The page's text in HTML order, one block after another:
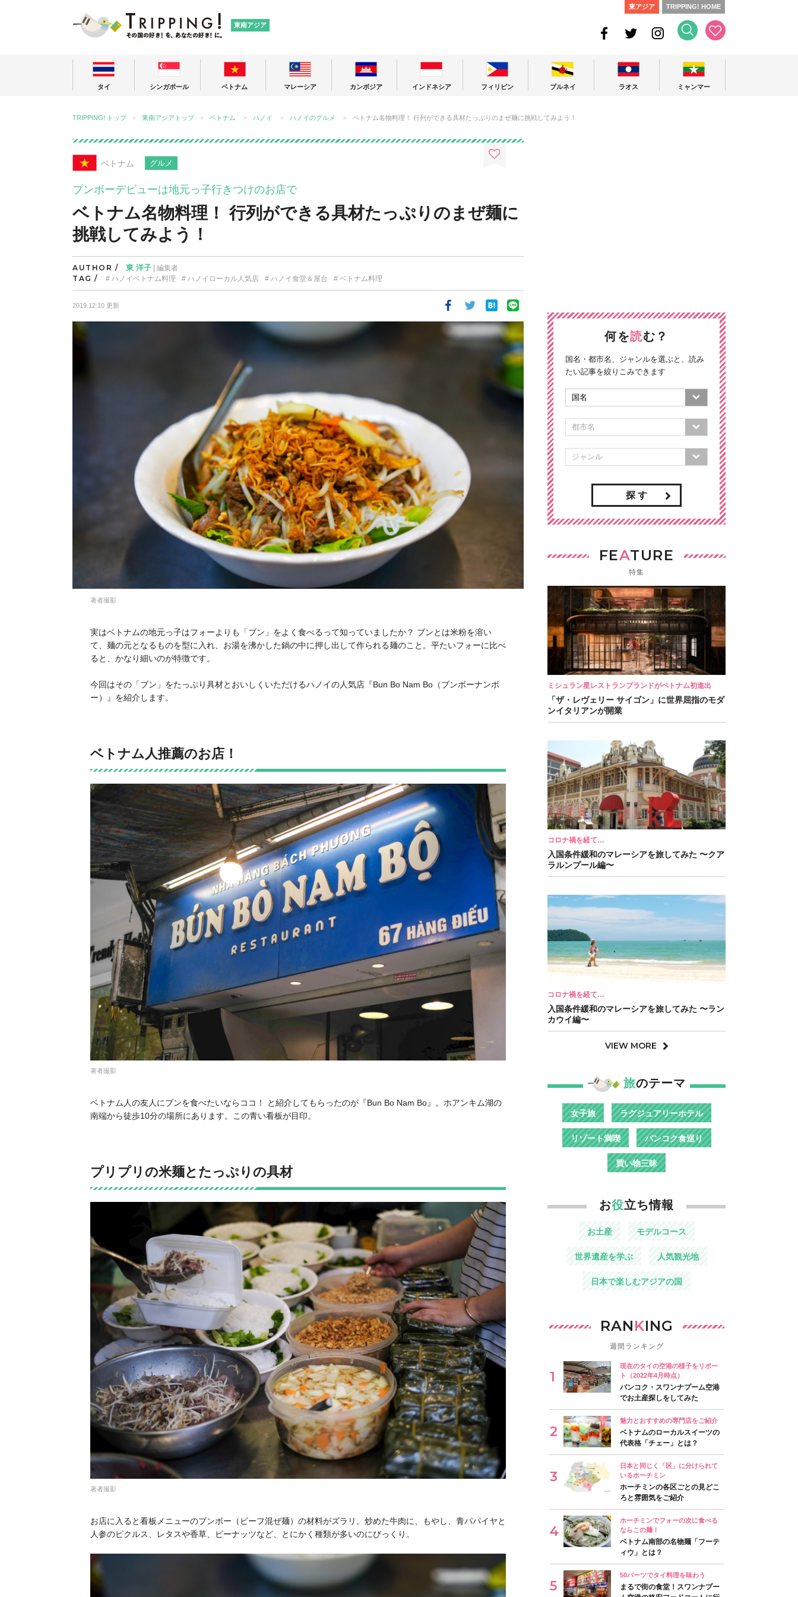
東南アジア
東アジア TRIPPING! HOME
タイ シンガポール ベトナム マレーシア カンボジア インドネシア フィリピン ブルネイ ラオス ミャンマー
TRIPPING! トップ 東南アジアトップ ベトナム ハノイ ハノイのグルメ ベトナム名物料理！ 行列ができる具材たっぷりのまぜ麺に挑戦してみよう！
ベトナム グルメ
ブンボーデビューは地元っ子行きつけのお店で
ベトナム名物料理！ 行列ができる具材たっぷりのまぜ麺に
挑戦してみよう！
AUTHOR / 東 洋子 | 編集者
TAG / ハノイベトナム料理 ハノイローカル人気店 ハノイ食堂＆屋台 ベトナム料理
2019.12.10 更新
著者撮影
実はベトナムの地元っ子はフォーよりも「ブン」をよく食べるって知っていましたか？ ブンとは米粉を溶い
て、麺の元となるものを型に入れ、お湯を沸かした鍋の中に押し出して作られる麺のこと。平たいフォーに比べ
ると、かなり細いのが特徴です。
今回はその「ブン」をたっぷり具材とおいしくいただけるハノイの人気店『Bun Bo Nam Bo（ブンボーナンボ
ー）』を紹介します。
ベトナム人推薦のお店！
著者撮影
ベトナム人の友人にブンを食べたいならココ！ と紹介してもらったのが『Bun Bo Nam Bo』。ホアンキム湖の
南端から徒歩10分の場所にあります。この青い看板が目印。
プリプリの米麺とたっぷりの具材
著者撮影
お店に入ると看板メニューのブンボー（ビーフ混ぜ麺）の材料がズラリ。炒めた牛肉に、もやし、青パパイヤと
人参のピクルス、レタスや香草、ピーナッツなど、とにかく種類が多いのにびっくり。
何を読む？
国名・都市名、ジャンルを選ぶと、読み
たい記事を絞りこみできます
探 す
FEATURE
特集
ミシュラン星レストランブランドがベトナム初進出
「ザ・レヴェリー サイゴン」に世界屈指のモダ
ンイタリアンが開業
コロナ禍を経て…
入国条件緩和のマレーシアを旅してみた 〜クア
ラルンプール編〜
コロナ禍を経て…
入国条件緩和のマレーシアを旅してみた 〜ラン
カウイ編〜
VIEW MORE
旅のテーマ
女子旅 ラグジュアリーホテル
リゾート満喫 バンコク食巡り
買い物三昧
お役立ち情報
お土産 モデルコース
世界遺産を学ぶ 人気観光地
日本で楽しむアジアの国
RANKING
週間ランキング
現在のタイの空港の様子をリポー
ト（2022年4月時点）
バンコク・スワンナプーム空港
でお土産探しをしてみた
魅力とおすすめの専門店をご紹介
ベトナムのローカルスイーツの
代表格「チェー」とは？
日本と同じく「区」に分けられて
いるホーチミン
ホーチミンの各区ごとの見どこ
ろと雰囲気をご紹介
ホーチミンでフォーの次に食べる
ならこの麺！
ベトナム南部の名物麺「フーテ
ィウ」とは？
50バーツでタイ料理を味わう
まるで街の食堂！スワンナプー